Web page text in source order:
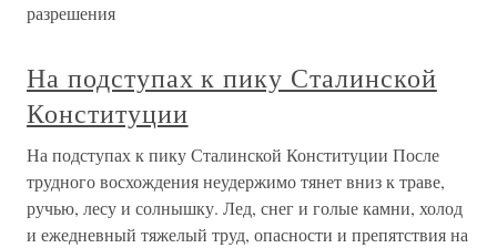
разрешения
На подступах к пику Сталинской
Конституции
На подступах к пику Сталинской Конституции После
трудного восхождения неудержимо тянет вниз к траве,
ручью, лесу и солнышку. Лед, снег и голые камни, холод
и ежедневный тяжелый труд, опасности и препятствия на